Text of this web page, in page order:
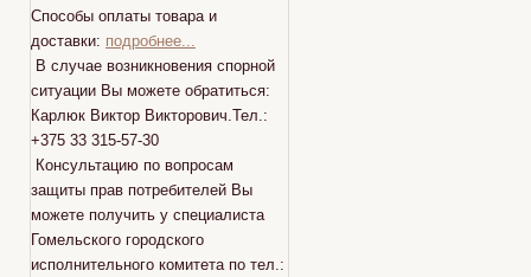
Способы оплаты товара и
доставки: подробнее...
В случае возникновения спорной
ситуации Вы можете обратиться:
Карлюк Виктор Викторович.Тел.:
+375 33 315-57-30
Консультацию по вопросам
защиты прав потребителей Вы
можете получить у специалиста
Гомельского городского
исполнительного комитета по тел.: